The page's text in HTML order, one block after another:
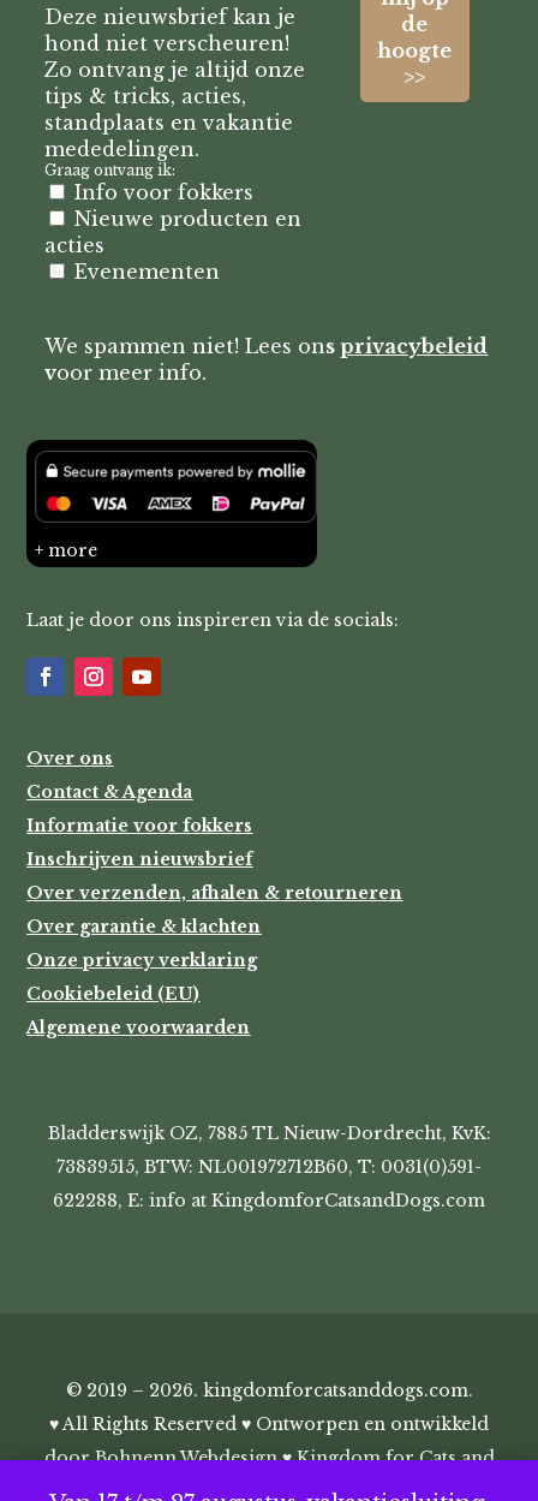
Deze nieuwsbrief kan je
hond niet verscheuren!
Zo ontvang je altijd onze
tips & tricks, acties,
standplaats en vakantie
mededelingen.
Graag ontvang ik:
Info voor fokkers
Nieuwe producten en
acties
Evenementen
We spammen niet! Lees onsprivacybeleid
voor meer info.
+ more
Laat je door ons inspireren via de socials:
Over ons
Contact & Agenda
Informatie voor fokkers
Inschrijven nieuwsbrief
Over verzenden, afhalen & retourneren
Over garantie & klachten
Onze privacy verklaring
Cookiebeleid (EU)
Algemene voorwaarden
Bladderswijk OZ, 7885 TL Nieuw-Dordrecht, KvK:
73839515, BTW: NL001972712B60, T: 0031(0)591-
622288, E: info at KingdomforCatsandDogs.com
© 2019 – 2026. kingdomforcatsanddogs.com.
♥ All Rights Reserved ♥ Ontworpen en ontwikkeld
doorBohnenn Webdesign♥ Kingdom for Cats and
Dogs ♥